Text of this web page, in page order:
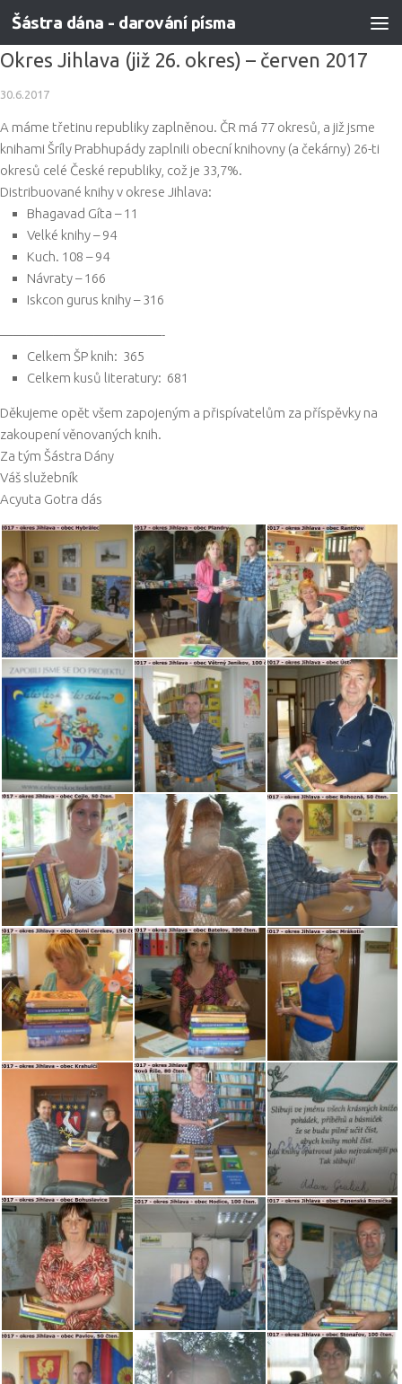
Skip to content
Šástra dána - darování písma
Okres Jihlava (již 26. okres) – červen 2017
30.6.2017
A máme třetinu republiky zaplněnou. ČR má 77 okresů, a již jsme
knihami Šríly Prabhupády zaplnili obecní knihovny (a čekárny) 26-ti
okresů celé České republiky, což je 33,7%.
Distribuované knihy v okrese Jihlava:
Bhagavad Gíta – 11
Velké knihy – 94
Kuch. 108 – 94
Návraty – 166
Iskcon gurus knihy – 316
————————————-
Celkem ŠP knih: 365
Celkem kusů literatury: 681
Děkujeme opět všem zapojeným a přispívatelům za příspěvky na
zakoupení věnovaných knih.
Za tým Šástra Dány
Váš služebník
Acyuta Gotra dás